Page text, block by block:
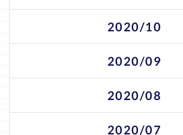
2020/10
2020/09
2020/08
2020/07